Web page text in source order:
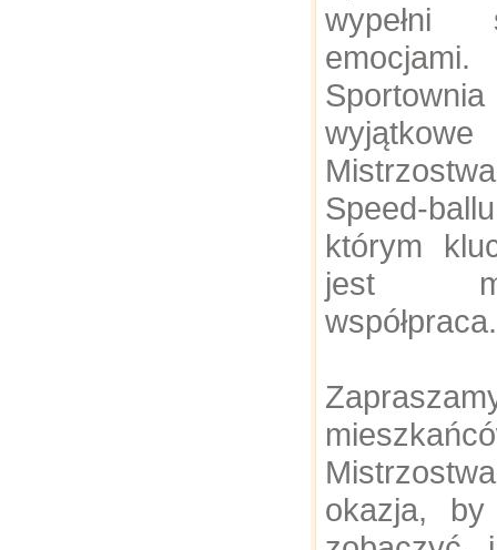
wypełni
Speed-
którym
jest
współpraca.
okazja,